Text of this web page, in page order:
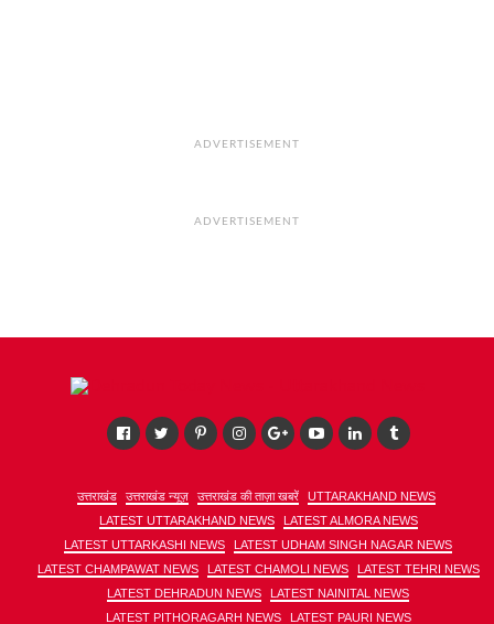
ADVERTISEMENT
ADVERTISEMENT
उत्तराखंड उत्तराखंड न्यूज़ उत्तराखंड की ताज़ा खबरें
UTTARAKHAND NEWS
LATEST UTTARAKHAND NEWS
LATEST ALMORA NEWS
LATEST UTTARKASHI NEWS
LATEST UDHAM SINGH NAGAR NEWS
LATEST CHAMPAWAT NEWS
LATEST CHAMOLI NEWS
LATEST TEHRI NEWS
LATEST DEHRADUN NEWS
LATEST NAINITAL NEWS
LATEST PITHORAGARH NEWS
LATEST PAURI NEWS